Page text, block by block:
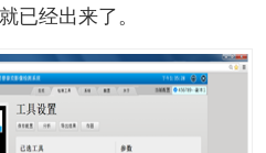
已经出来了。